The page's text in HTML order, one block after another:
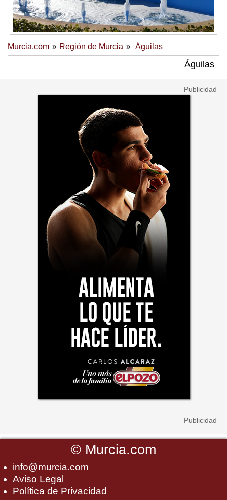
Murcia.com Región de Murcia Águilas
Águilas
© Murcia.com
info@murcia.com
Aviso Legal
Política de Privacidad